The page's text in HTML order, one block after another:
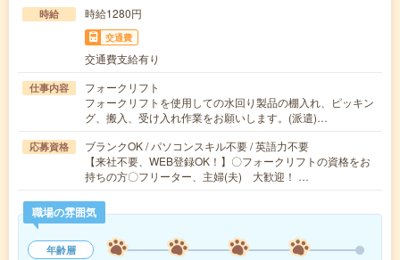
時給 時給1280円
交通費
交通費支給有り
仕事内容
フォークリフト
フォークリフトを使用しての水回り製品の棚入れ、ピッキン
グ、搬入、受け入れ作業をお願いします。(派遣)…
応募資格
ブランクOK / パソコンスキル不要 / 英語力不要
【来社不要、WEB登録OK！】〇フォークリフトの資格をお
持ちの方〇フリーター、主婦(夫) 大歓迎！ …
職場の雰囲気
年齢層